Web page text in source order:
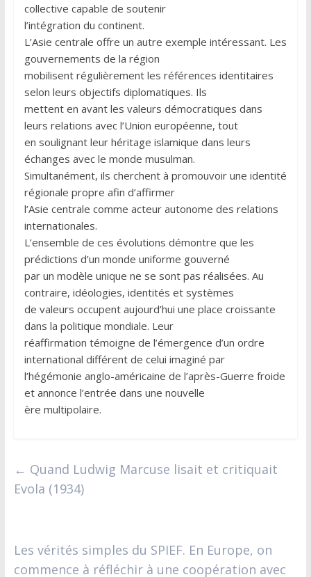
collective capable de soutenir
l’intégration du continent.
L’Asie centrale offre un autre exemple intéressant. Les
gouvernements de la région
mobilisent régulièrement les références identitaires
selon leurs objectifs diplomatiques. Ils
mettent en avant les valeurs démocratiques dans
leurs relations avec l’Union européenne, tout
en soulignant leur héritage islamique dans leurs
échanges avec le monde musulman.
Simultanément, ils cherchent à promouvoir une identité
régionale propre afin d’affirmer
l’Asie centrale comme acteur autonome des relations
internationales.
L’ensemble de ces évolutions démontre que les
prédictions d’un monde uniforme gouverné
par un modèle unique ne se sont pas réalisées. Au
contraire, idéologies, identités et systèmes
de valeurs occupent aujourd’hui une place croissante
dans la politique mondiale. Leur
réaffirmation témoigne de l’émergence d’un ordre
international différent de celui imaginé par
l’hégémonie anglo-américaine de l’après-Guerre froide
et annonce l’entrée dans une nouvelle
ère multipolaire.
← Quand Ludwig Marcuse lisait et critiquait
Evola (1934)
Les vérités simples du SPIEF. En Europe, on
commence à réfléchir à une coopération avec